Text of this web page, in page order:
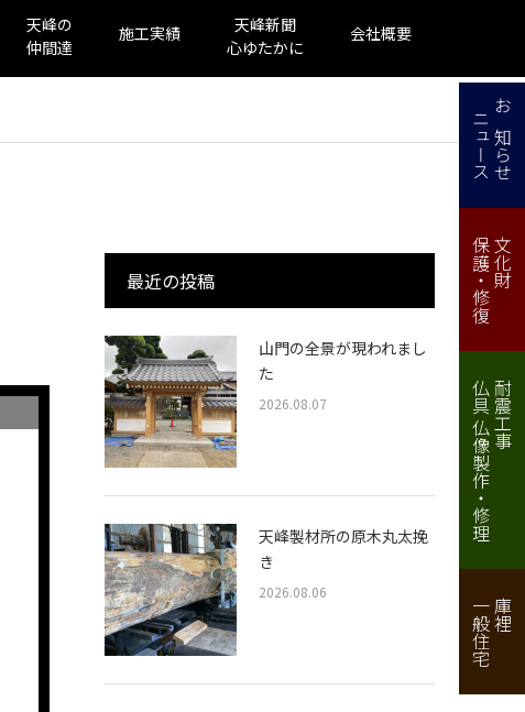
天峰の
仲間達
施工実績
天峰新聞
心ゆたかに
会社概要
最近の投稿
山門の全景が現われまし
た
2026.08.07
天峰製材所の原木丸太挽
き
2026.08.06
お知らせ
ニュース
文化財
保護・修復
耐震工事
仏具 仏像製作・修理
庫裡
一般住宅